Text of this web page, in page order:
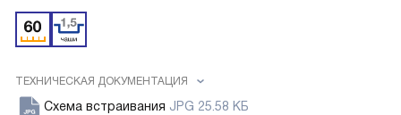
ТЕХНИЧЕСКАЯ ДОКУМЕНТАЦИЯ
Схема встраивания JPG 25.58 КБ